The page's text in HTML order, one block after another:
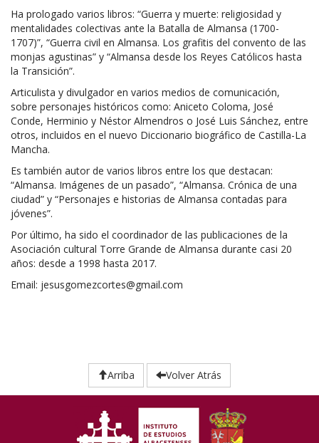
Ha prologado varios libros: “Guerra y muerte: religiosidad y
mentalidades colectivas ante la Batalla de Almansa (1700-
1707)”, “Guerra civil en Almansa. Los grafitis del convento de las
monjas agustinas” y “Almansa desde los Reyes Católicos hasta
la Transición”.
Articulista y divulgador en varios medios de comunicación,
sobre personajes históricos como: Aniceto Coloma, José
Conde, Herminio y Néstor Almendros o José Luis Sánchez, entre
otros, incluidos en el nuevo Diccionario biográfico de Castilla-La
Mancha.
Es también autor de varios libros entre los que destacan:
“Almansa. Imágenes de un pasado”, “Almansa. Crónica de una
ciudad” y “Personajes e historias de Almansa contadas para
jóvenes”.
Por último, ha sido el coordinador de las publicaciones de la
Asociación cultural Torre Grande de Almansa durante casi 20
años: desde a 1998 hasta 2017.
Email: jesusgomezcortes@gmail.com
Arriba Volver Atrás